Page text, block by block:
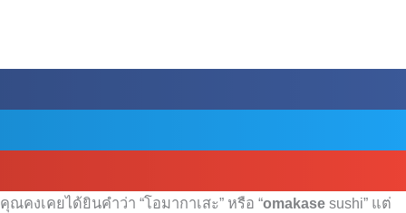
คุณคงเคยได้ยินคำว่า “โอมากาเสะ” หรือ “omakase sushi” แต่